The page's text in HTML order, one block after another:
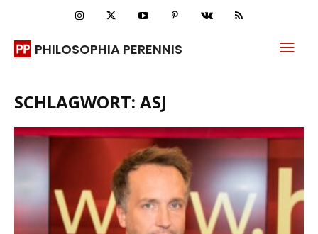
PHILOSOPHIA PERENNIS
SCHLAGWORT: ASJ